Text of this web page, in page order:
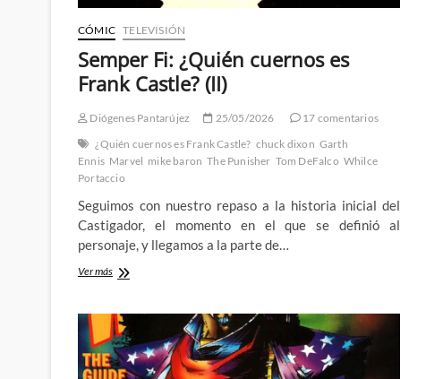
CÓMIC TELEVISIÓN
Semper Fi: ¿Quién cuernos es
Frank Castle? (II)
Diógenes Pantarújez 25/05/2026
17 comentarios
¿Quién cuernos es Frank Castle? chuck dixon Garth
Ennis Marvel mike baron The Punisher Tom DeFalco Whilce
Portaccio
Seguimos con nuestro repaso a la historia inicial del
Castigador, el momento en el que se definió al
personaje, y llegamos a la parte de…
Ver másSemper
cuernos
es
Frank
Castle?